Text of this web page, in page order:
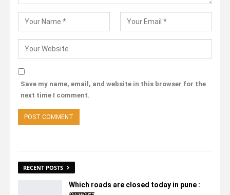
Save my name, email, and website in this browser for the
next time I comment.
RECENT POSTS
Which roads are closed today in pune :